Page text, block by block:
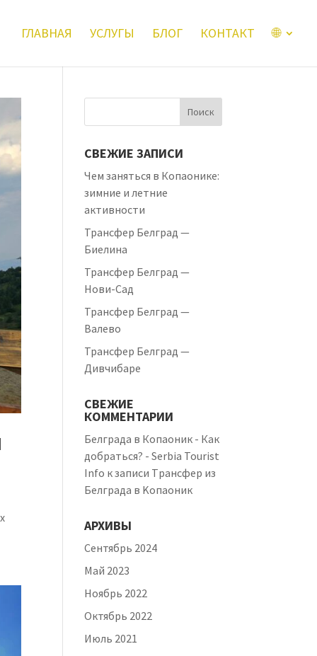
ГЛАВНАЯ УСЛУГЫ БЛОГ КОНТАКТ 🌐
СВЕЖИЕ ЗАПИСИ
Чем заняться в Копаонике:
зимние и летние
активности
Трансфер Белград —
Биелина
Трансфер Белград —
Нови-Сад
Трансфер Белград —
Валево
Трансфер Белград —
Дивчибаре
СВЕЖИЕ
КОММЕНТАРИИ
Белграда в Копаоник - Как
добраться? - Serbia Tourist
Info к записи Tрансфер из
Белграда в Kопаоник
АРХИВЫ
Сентябрь 2024
Май 2023
Ноябрь 2022
Октябрь 2022
Июль 2021